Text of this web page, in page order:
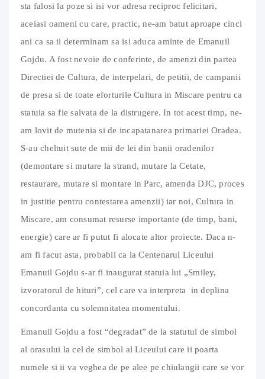
sta falosi la poze si isi vor adresa reciproc felicitari,
aceiasi oameni cu care, practic, ne-am batut aproape cinci
ani ca sa ii determinam sa isi aduca aminte de Emanuil
Gojdu. A fost nevoie de conferinte, de amenzi din partea
Directiei de Cultura, de interpelari, de petitii, de campanii
de presa si de toate eforturile Cultura in Miscare pentru ca
statuia sa fie salvata de la distrugere. In tot acest timp, ne-
am lovit de mutenia si de incapatanarea primariei Oradea.
S-au cheltuit sute de mii de lei din banii oradenilor
(demontare si mutare la strand, mutare la Cetate,
restaurare, mutare si montare in Parc, amenda DJC, proces
in justitie pentru contestarea amenzii) iar noi, Cultura in
Miscare, am consumat resurse importante (de timp, bani,
energie) care ar fi putut fi alocate altor proiecte. Daca n-
am fi facut asta, probabil ca la Centenarul Liceului
Emanuil Gojdu s-ar fi inaugurat statuia lui „Smiley,
izvoratorul de hituri”, cel care va interpreta in deplina
concordanta cu solemnitatea momentului.
Emanuil Gojdu a fost “degradat” de la statutul de simbol
al orasului la cel de simbol al Liceului care ii poarta
numele si ii va veghea de pe alee pe chiulangii care se vor